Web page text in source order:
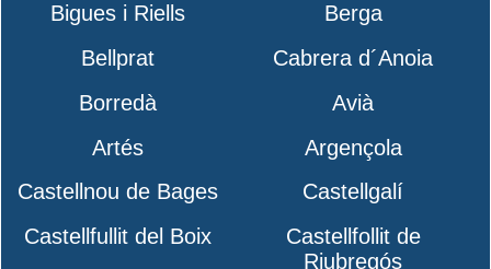
Bigues i Riells
Berga
Bellprat
Cabrera d´Anoia
Borredà
Avià
Artés
Argençola
Castellnou de Bages
Castellgalí
Castellfullit del Boix
Castellfollit de
Riubregós